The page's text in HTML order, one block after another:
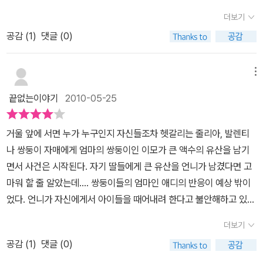
고 싶고, 벗어나고 자유롭고 싶은 애증의 끝을 보여 주는 줄리아와 발
의 반쪽이 떨어져 나간 것 같은 상실을 느끼는 모순 덩어리 가족 관계
없고 죽음이 사랑의 끝이 아닌 것처럼, 우리가 가족에게 느끼는 미움
도 결국은 자기 삶의 대척점에 있는 자신 안의 어두운 그림자인지도
모른다는 점을 『내 안에 사는 너』는 잘 보여 준다.
급했다가는 읽는 재미를 확~ 깎아먹을 듯하다.)이 책이 정말로 사랑
이야기라면.... 사랑보다는 '집착'과 '광기'에 가깝지 않을까.또한 아주
평범한 쌍둥이들의 보편적 이야기를 다룰 줄 알았던 나의 예측을 무
참히 깨트리고 쌍둥이들은 단지 이 소설 속에서만 온전히 그 캐릭터
가 살아났다.'엘스페스는 두 사람이 부러웠다. 다음 순간 그녀는 부끄
러움을 느꼈다. 에디는 아이들의 엄마가 되어 있었다. 이제 진실 따위
는 중요하지 않았다. 모든 것을 되돌리기에는 이제 너무 늦어 버렸다.
한때 중요해 보이던 것들이 지금은 우습고 하찮게 생각되었다.'...2권
225p책을 읽는 동안 내가 가장 중요하다고 생각했던 문장이다. 그리
고 어쩌면 가장 보편적이며 바람직한 결말을 끌어낼 수 있는 문장인
듯하다. 하지만 작가는 이 문장을 선택하지 않은 듯하다.자! 결말이 궁
금하신지....^^ 그럼 일단 책을 들고 읽고 시작하시라. 그리고.... 절대
하던 바를 얻을 수 있을지....로버트는 결국 누굴 선택한 것인지... 책
속에 비밀이 있다.궁금하신 분들은 책을 통해서~~~~2편은 정말 1
하고 발렌티나도 불쌍하고....자신은 사랑해서 한 행동인데 상대방에
겐 그게 사랑이 아닐수도 있음을...사랑과 그 집착은 결국 종이 한장
차이임을 또 다시 알 수 있던 내용이었다.얼마나 언니가 싫었으면, 천
식이 있으면서도, 런던에 대한 지리를 모르면서도..언니와 따로 갈 생
각을 했을까.... 또 그 언니는 동생의 그 마음을 알고 얼마나 가슴이 아
팠을까.. 단지 자신은 동생을 좋아했을뿐인데....
고 쓰여있어 각각의 나름 상상을 해 보았건만 이리도 충격적인 결말
로끝이 날줄은 정말 몰랐다. 그동안 내 안에 사는 너를 읽으면서 줄리
아와 발렌티나를함께 아끼며 측은하게 생각했었는데 개인적으로는
좀 더 행복한 결말을 바랬건만..아직까지도 아쉬움이 많이 남아있다.
사실 사랑과 집착의 경계는 어느 누구도 확실히 선을 긋지는 못할것
같다.언니인 줄리아는 거울 쌍둥이인 발렌티나가 항상 몸이 좋지않아
보살핌을 받아야한다고 생각해 언제나 발렌티나를 챙기고 곁에서 함
께 행동하려 한다.줄리아 입장에서는 사랑이지만 발렌티나의 입장에
서는 언니란 존재는 그저구속으로부터벗어나고픈 존재일 뿐이었다.
늘 언니에게서 벗어나고픈 발렌티나가 이모인 엘스페스와 그리고 그
녀들의 계획에떨떠름한 로버트 그렇게 셋이서 꾸민 계획은 너무도 위
험하고 혼란스럽다.형제 자매가 없는 사람으로서 자매의 구속이 심해
봤자 어느정도일까..과연 이것이현실에서도 일어날 수 있는 일일까..
하는 생각도 들었지만 니페네거의 설득력있는문장들은 한문장 한문
더보기
공감 (1) 댓글 (0)
끝없는이야기 2010-05-25
거울 앞에 서면 누가 누구인지 자신들조차 헷갈리는 줄리아, 발렌티
나 쌍둥이 자매에게 엄마의 쌍둥이인 이모가 큰 액수의 유산을 남기
면서 사건은 시작된다. 자기 딸들에게 큰 유산을 언니가 남겼다면 고
마워 할 줄 알았는데.... 쌍둥이들의 엄마인 애디의 반응이 예상 밖이
었다. 언니가 자신에게서 아이들을 때어내려 한다고 불안해하고 있었
을 멀어지게 만든 것일까?영국의 어둡고 습한 기운이 한껏 느껴지는
이 소설은 쌍둥이들의 엄마와 이모의 비밀. 쌍둥이들 곁을 맴도는 이
더보기
공감 (1) 댓글 (0)